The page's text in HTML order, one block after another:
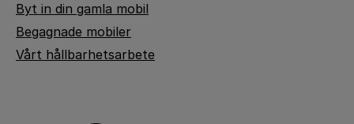
Byt in din gamla mobil
Begagnade mobiler
Vårt hållbarhetsarbete